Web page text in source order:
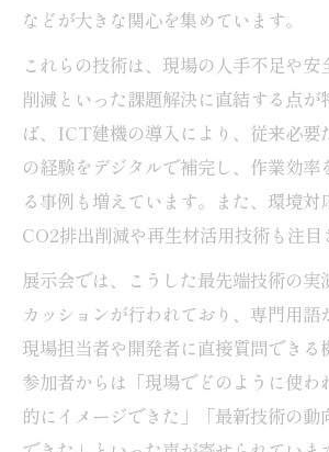
などが大きな関心を集めています。
これらの技術は、現場の人手不足や安
削減といった課題解決に直結する点が
ば、ICT建機の導入により、従来必要
の経験をデジタルで補完し、作業効率
る事例も増えています。また、環境対
CO2排出削減や再生材活用技術も注目
展示会では、こうした最先端技術の実
カッションが行われており、専門用語
現場担当者や開発者に直接質問できる
参加者からは「現場でどのように使わ
的にイメージできた」「最新技術の動